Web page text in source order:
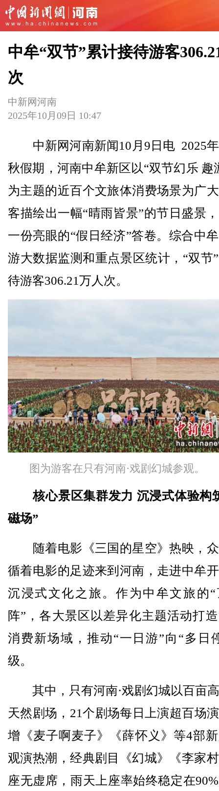
中牟“双节”累计接待游客
次
中新网河南
2025年10月09日 10:47
中新网河南新闻10月9日电 2025
秋假期，河南中牟新区以“双节幻乐 趣
为主题的近百个文旅体消费场景为广
客描绘出一幅“晴雨皆景”的节日盛景
一份亮眼的“假日经济”答卷。综合中
游大数据监测和重点景区统计，“双节
待游客306.21万人次。
图为游客在只有河南·戏剧幻城参观。
核心景区集群发力 沉浸式体验构
磁场”
随着电影《三国的星空》热映，
循着电影的足迹来到河南，走进中牟
沉浸式文化之旅。作为中牟文旅的
阵”，各大景区以差异化主题活动打
消费新场域，推动“一日游”向“多日
级。
其中，只有河南·戏剧幻城以百亩
天然剧场，21个剧场每日上演超百场
增《麦子啊麦子》《薛怀义》等4部
观演热潮，经典剧目《幻城》《李家
座无虚席，雨天上座率始终稳定在